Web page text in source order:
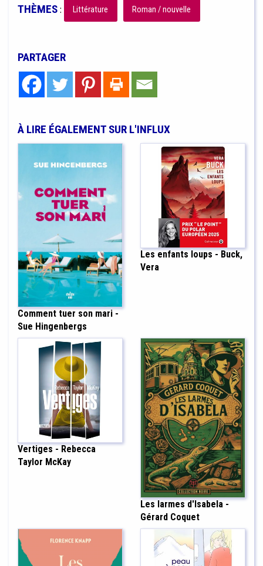
THÈMES: Littérature Roman / nouvelle
PARTAGER
À LIRE ÉGALEMENT SUR L'INFLUX
Comment tuer son mari -
Sue Hingenbergs
Les enfants loups - Buck,
Vera
Vertiges - Rebecca
Taylor McKay
Les larmes d'Isabela -
Gérard Coquet